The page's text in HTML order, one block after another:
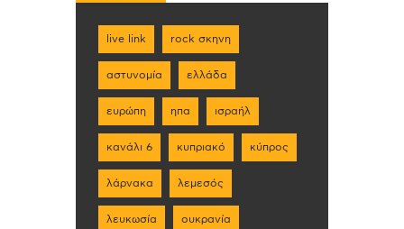
live link rock σκηνη
αστυνομία ελλάδα
ευρώπη ηπα ισραήλ
κανάλι 6 κυπριακό κύπρος
λάρνακα λεμεσός
λευκωσία ουκρανία